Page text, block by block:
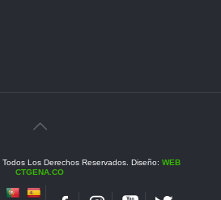
Los Derechos Reservados. Diseño: WEB
CTGENA.CO